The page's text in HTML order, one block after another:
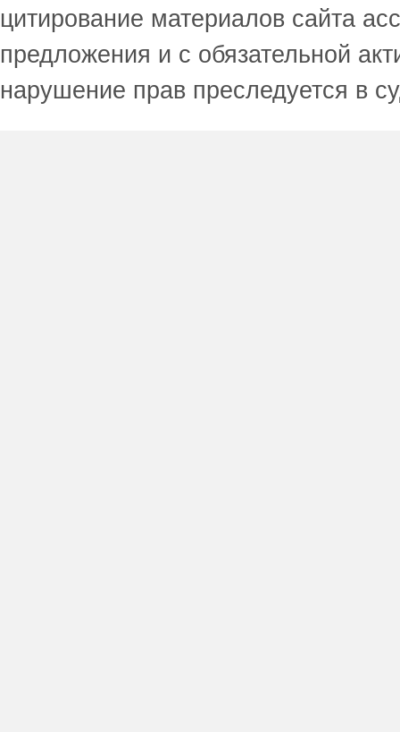
цитирование материалов сайта
предложения и с обязательной
нарушение прав преследуется в